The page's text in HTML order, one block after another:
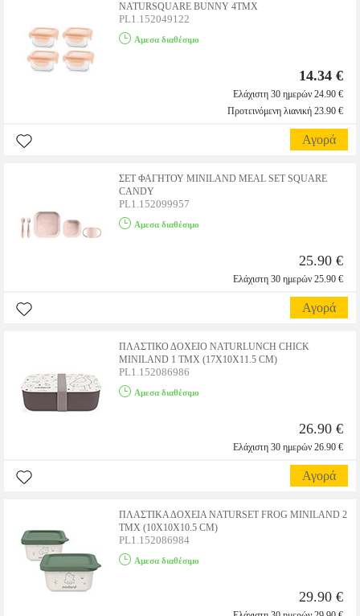
NATURSQUARE BUNNY 4ΤΜΧ
PL1.152049122
Αμεσα διαθέσιμο
14.34 €
Ελάχιστη 30 ημερών 24.90 €
Προτεινόμενη λιανική 23.90 €
Αγορά
ΣΕΤ ΦΑΓΗΤΟΥ MINILAND MEAL SET SQUARE
CANDY
PL1.152099957
Αμεσα διαθέσιμο
25.90 €
Ελάχιστη 30 ημερών 25.90 €
Αγορά
ΠΛΑΣΤΙΚΟ ΔΟΧΕΙΟ NATURLUNCH CHICK
MINILAND 1 ΤΜΧ (17X10X11.5 CM)
PL1.152086986
Αμεσα διαθέσιμο
26.90 €
Ελάχιστη 30 ημερών 26.90 €
Αγορά
ΠΛΑΣΤΙΚΑ ΔΟΧΕΙΑ NATURSET FROG MINILAND 2
ΤΜΧ (10X10X10.5 CM)
PL1.152086984
Αμεσα διαθέσιμο
29.90 €